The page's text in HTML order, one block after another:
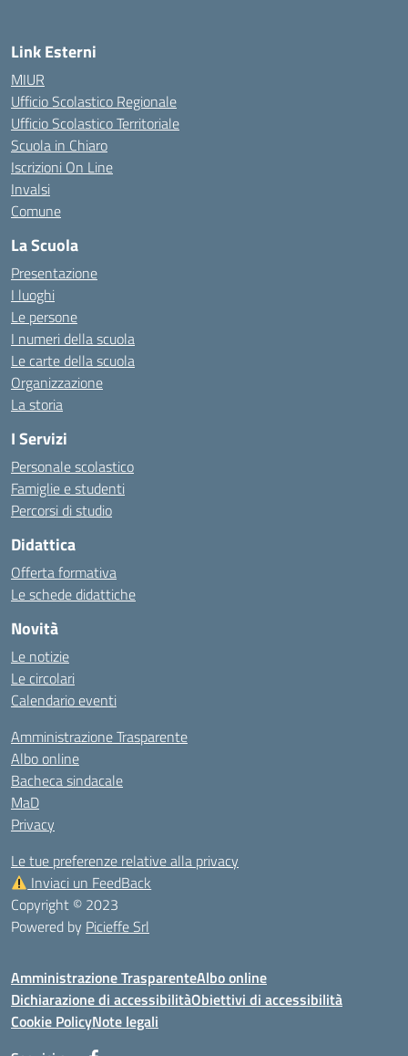
Link Esterni
MIUR
Ufficio Scolastico Regionale
Ufficio Scolastico Territoriale
Scuola in Chiaro
Iscrizioni On Line
Invalsi
Comune
La Scuola
Presentazione
I luoghi
Le persone
I numeri della scuola
Le carte della scuola
Organizzazione
La storia
I Servizi
Personale scolastico
Famiglie e studenti
Percorsi di studio
Didattica
Offerta formativa
Le schede didattiche
Novità
Le notizie
Le circolari
Calendario eventi
Amministrazione Trasparente
Albo online
Bacheca sindacale
MaD
Privacy
Le tue preferenze relative alla privacy
Inviaci un FeedBack
Copyright © 2023
Powered by Picieffe Srl
Amministrazione TrasparenteAlbo online
Dichiarazione di accessibilitàObiettivi di accessibilità
Cookie PolicyNote legali